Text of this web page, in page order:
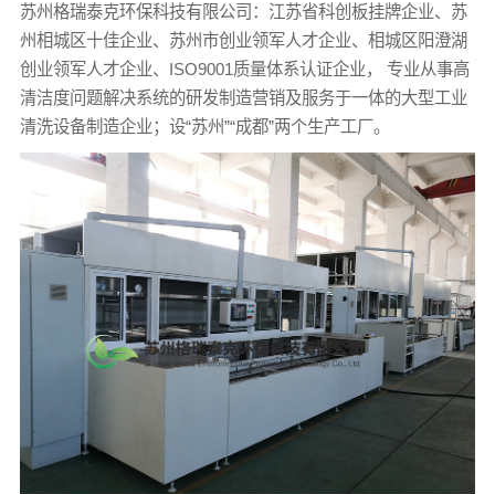
苏州格瑞泰克环保科技有限公司：江苏省科创板挂牌企业、苏
州相城区十佳企业、苏州市创业领军人才企业、相城区阳澄湖
创业领军人才企业、ISO9001质量体系认证企业， 专业从事高
清洁度问题解决系统的研发制造营销及服务于一体的大型工业
清洗设备制造企业；设“苏州”“成都”两个生产工厂。